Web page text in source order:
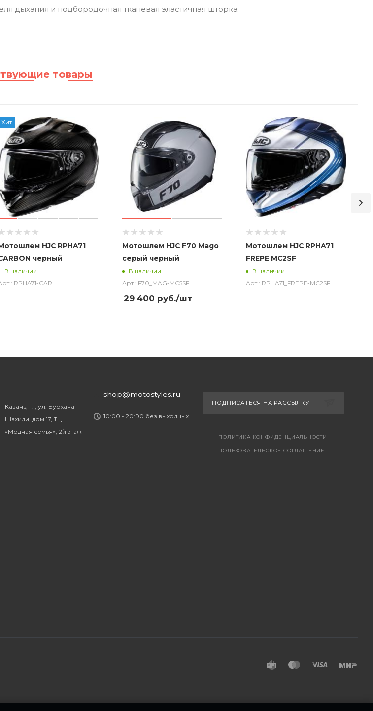
дыхания и подбородочная тканевая эластичная шторка.
товары
Хит
HJC RPHA71
черный
В наличии
RPHA71-CAR
Мотошлем HJC F70 Mago
серый черный
В наличии
Арт.: F70_MAG-MC5SF
29 400 руб./шт
Мотошлем HJC RPHA71
FREPE MC2SF
В наличии
Арт.: RPHA71_FREPE-MC2SF
Казань, г. , ул. Бурхана
Шахиди, дом 17, ТЦ
«Модная семья», 2й этаж
shop@motostyles.ru
10:00 - 20:00 без выходных
ПОДПИСАТЬСЯ НА РАССЫЛКУ
ПОЛИТИКА КОНФИДЕНЦИАЛЬНОСТИ
ПОЛЬЗОВАТЕЛЬСКОЕ СОГЛАШЕНИЕ